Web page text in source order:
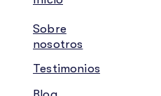
Sobre
nosotros
Testimonios